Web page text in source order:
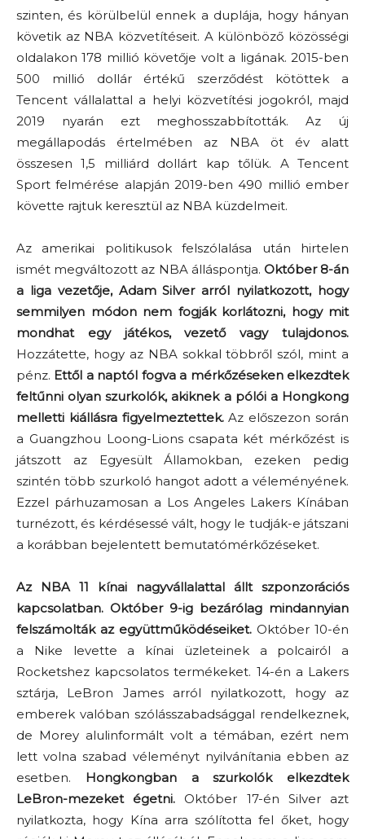
szinten, és körülbelül ennek a duplája, hogy hányan
követik az NBA közvetítéseit. A különböző közösségi
oldalakon 178 millió követője volt a ligának. 2015-ben
500 millió dollár értékű szerződést kötöttek a
Tencent vállalattal a helyi közvetítési jogokról, majd
2019 nyarán ezt meghosszabbították. Az új
megállapodás értelmében az NBA öt év alatt
összesen 1,5 milliárd dollárt kap tőlük. A Tencent
Sport felmérése alapján 2019-ben 490 millió ember
követte rajtuk keresztül az NBA küzdelmeit.
Az amerikai politikusok felszólalása után hirtelen
ismét megváltozott az NBA álláspontja. Október 8-án
a liga vezetője, Adam Silver arról nyilatkozott, hogy
semmilyen módon nem fogják korlátozni, hogy mit
mondhat egy játékos, vezető vagy tulajdonos.
Hozzátette, hogy az NBA sokkal többről szól, mint a
pénz. Ettől a naptól fogva a mérkőzéseken elkezdtek
feltűnni olyan szurkolók, akiknek a pólói a Hongkong
melletti kiállásra figyelmeztettek.Az előszezon során
a Guangzhou Loong-Lions csapata két mérkőzést is
játszott az Egyesült Államokban, ezeken pedig
szintén több szurkoló hangot adott a véleményének.
Ezzel párhuzamosan a Los Angeles Lakers Kínában
turnézott, és kérdésessé vált, hogy le tudják-e játszani
a korábban bejelentett bemutatómérkőzéseket.
Az NBA 11 kínai nagyvállalattal állt szponzorációs
kapcsolatban. Október 9-ig bezárólag mindannyian
felszámolták az együttműködéseiket. Október 10-én
a Nike levette a kínai üzleteinek a polcairól a
Rocketshez kapcsolatos termékeket. 14-én a Lakers
sztárja, LeBron James arról nyilatkozott, hogy az
emberek valóban szólásszabadsággal rendelkeznek,
de Morey alulinformált volt a témában, ezért nem
lett volna szabad véleményt nyilvánítania ebben az
esetben. Hongkongban a szurkolók elkezdtek
LeBron-mezeket égetni. Október 17-én Silver azt
nyilatkozta, hogy Kína arra szólította fel őket, hogy